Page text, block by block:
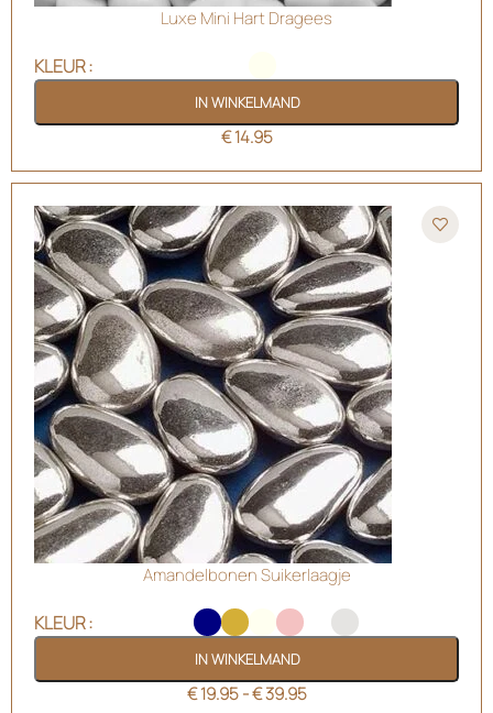
Luxe Mini Hart Dragees
KLEUR
IN WINKELMAND
€14.95
Amandelbonen Suikerlaagje
KLEUR
IN WINKELMAND
€19.95 -€39.95